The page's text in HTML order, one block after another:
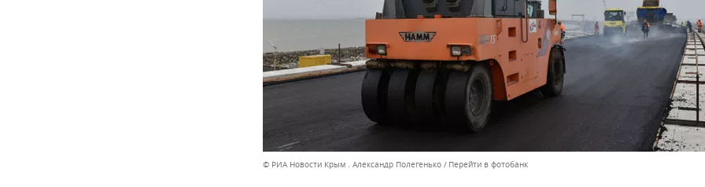
© РИА Новости Крым . Александр Полегенько Перейти в фотобанк